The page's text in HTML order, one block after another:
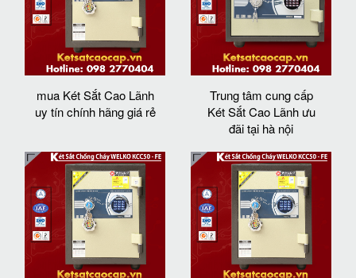
mua Két Sắt Cao Lãnh
uy tín chính hãng giá rẻ
Trung tâm cung cấp
Két Sắt Cao Lãnh ưu
đãi tại hà nội